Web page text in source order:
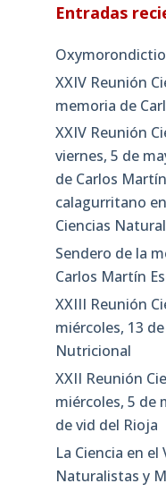
Entradas
XXIV Reunión
memoria de
XXIV Reunión
viernes, 5 de
de Carlos
calagurritano
Ciencias
Sendero de la
Carlos Martín
XXIII Reunión
miércoles, 13
Nutricional
XXII Reunión
miércoles, 5 de
de vid del Rioja
La Ciencia en el
Naturalistas y